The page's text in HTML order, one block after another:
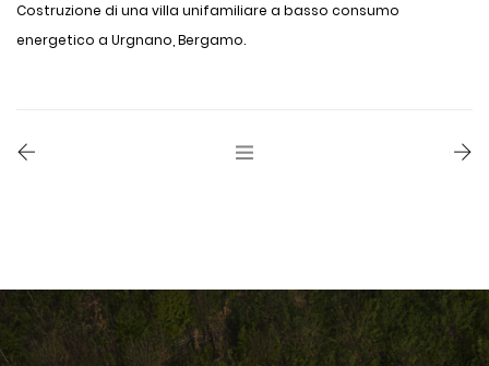
Costruzione di una villa unifamiliare a basso consumo
energetico a Urgnano, Bergamo.